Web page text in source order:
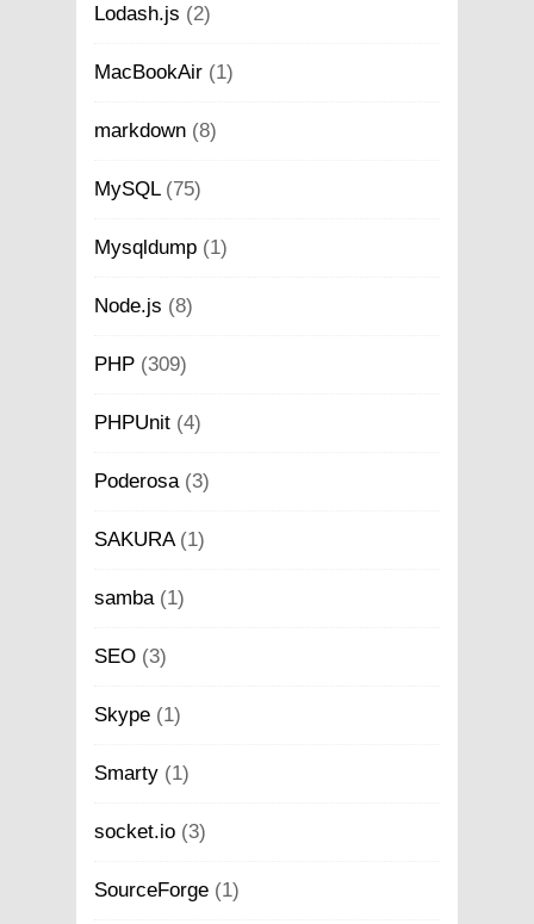
Lodash.js (2)
MacBookAir (1)
markdown (8)
MySQL(75)
Mysqldump (1)
Node.js (8)
PHP (309)
PHPUnit (4)
Poderosa(3)
SAKURA(1)
samba(1)
SEO (3)
Skype (1)
Smarty (1)
socket.io (3)
SourceForge (1)